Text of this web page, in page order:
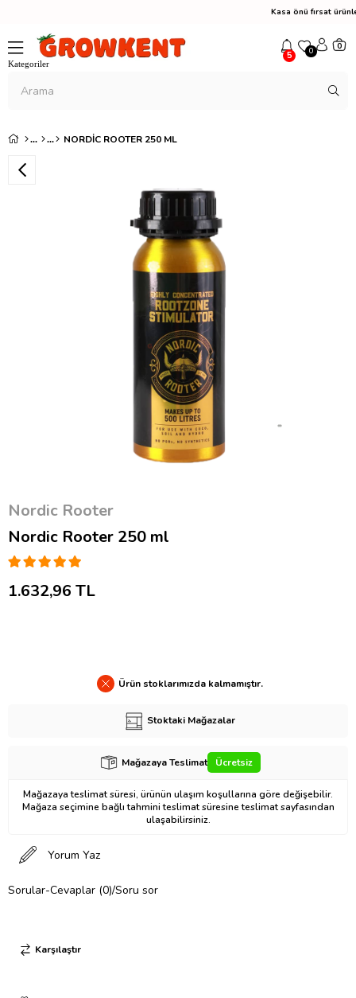
Kasa önü fırsat
5 0 0
NORDIC ROOTER 250 ML
Nordic Rooter
Nordic Rooter 250 ml
1.632,96 TL
Ürün stoklarımızda kalmamıştır.
Stoktaki Mağazalar
Mağazaya Teslimat Ücretsiz
Mağazaya teslimat süresi, ürünün ulaşım koşullarına göre değişebilir.
Mağaza seçimine bağlı tahmini teslimat süresine teslimat sayfasından
ulaşabilirsiniz.
Yorum Yaz
Sorular-Cevaplar (0)/Soru sor
Karşılaştır